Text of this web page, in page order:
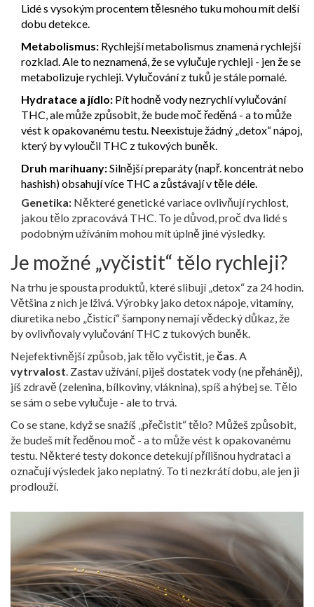
Lidé s vysokým procentem tělesného tuku mohou mít delší
dobu detekce.
Metabolismus: Rychlejší metabolismus znamená rychlejší
rozklad. Ale to neznamená, že se vylučuje rychleji - jen že se
metabolizuje rychleji. Vylučování z tuků je stále pomalé.
Hydratace a jídlo: Pít hodně vody nezrychlí vylučování
THC, ale může způsobit, že bude moč ředěná - a to může
vést k opakovanému testu. Neexistuje žádný „detox“ nápoj,
který by vyloučil THC z tukových buněk.
Druh marihuany:Silnější preparáty (např. koncentrát nebo
hashish) obsahují více THC a zůstávají v těle déle.
Genetika: Některé genetické variace ovlivňují rychlost,
jakou tělo zpracovává THC. To je důvod, proč dva lidé s
podobným užíváním mohou mít úplně jiné výsledky.
Je možné „vyčistit“ tělo rychleji?
Na trhu je spousta produktů, které slibují „detox“ za 24 hodin.
Většina z nich je lživá. Výrobky jako detox nápoje, vitamíny,
diuretika nebo „čistící“ šampony nemají vědecký důkaz, že
by ovlivňovaly vylučování THC z tukových buněk.
Nejefektivnější způsob, jak tělo vyčistit, ječas . A
vytrvalost . Zastav užívání, piješ dostatek vody (ne přeháněj),
jíš zdravě (zelenina, bílkoviny, vláknina), spíš a hýbej se. Tělo
se sám o sebe vylučuje - ale to trvá.
Co se stane, když se snažíš „přečistit“ tělo? Můžeš způsobit,
že budeš mít ředěnou moč - a to může vést k opakovanému
testu. Některé testy dokonce detekují přílišnou hydrataci a
označují výsledek jako neplatný. To ti nezkrátí dobu, ale jen ji
prodlouží.